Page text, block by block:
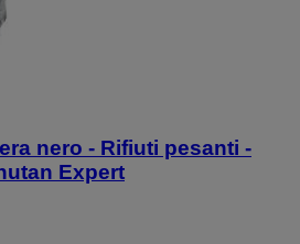
nero - Rifiuti pesanti -
Expert